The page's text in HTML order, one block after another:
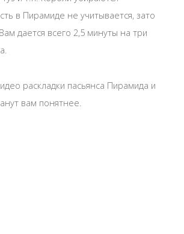
в Пирамиде не учитывается, зато
дается всего 2,5 минуты на три
раскладки пасьянса Пирамида и
вам понятнее.